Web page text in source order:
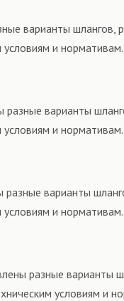
варианты шлангов,
и нормативам.
варианты
и нормативам.
варианты
и нормативам.
разные варианты
условиям и